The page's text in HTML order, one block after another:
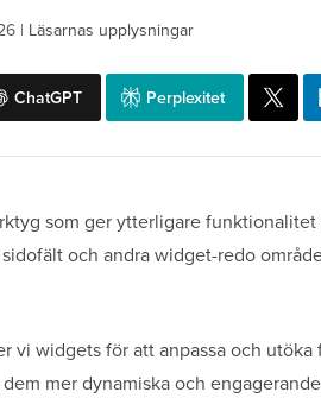
| Läsarnas upplysningar
ChatGPT Perplexitet
som ger ytterligare
och andra widget-redo
vi widgets för att anpassa och
mer dynamiska och